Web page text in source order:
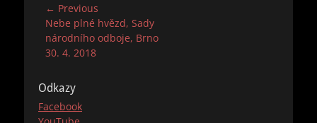
Navigace
pro
příspěvek
← Previous
Previous
post:
Nebe plné hvězd, Sady
národního odboje, Brno
30. 4. 2018
Odkazy
Facebook